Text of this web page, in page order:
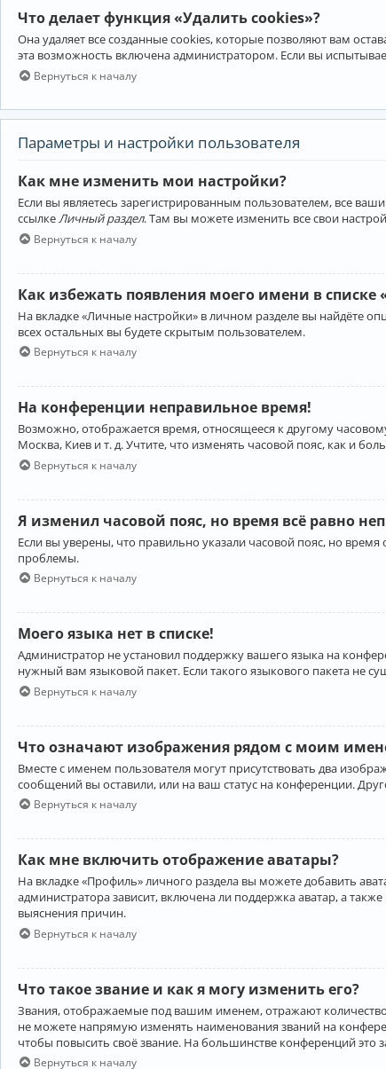
Что делает функция «Удалить cookies»?
Она удаляет все созданные cookies, которые позволяют вам
эта возможность включена администратором. Если вы
Вернуться к началу
Параметры и настройки пользователя
Как мне изменить мои настройки?
Если вы являетесь зарегистрированным пользователем, все
ссылкеЛичный раздел. Там вы можете изменить все свои
Вернуться к началу
Как избежать появления моего имени в списке
На вкладке «Личные настройки» в личном разделе вы найдёте
всех остальных вы будете скрытым пользователем.
Вернуться к началу
На конференции неправильное время!
Возможно, отображается время, относящееся к другому
Москва, Киев и т. д. Учтите, что изменять часовой пояс, как и
Вернуться к началу
Я изменил часовой пояс, но время всё равно
Если вы уверены, что правильно указали часовой пояс, но
проблемы.
Вернуться к началу
Моего языка нет в списке!
Администратор не установил поддержку вашего языка на
нужный вам языковой пакет. Если такого языкового пакета не
Вернуться к началу
Что означают изображения рядом с моим
Вместе с именем пользователя могут присутствовать два
сообщений вы оставили, или на ваш статус на конференции.
Вернуться к началу
Как мне включить отображение аватары?
На вкладке «Профиль» личного раздела вы можете добавить
администратора зависит, включена ли поддержка аватар, а
выяснения причин.
Вернуться к началу
Что такое звание и как я могу изменить его?
Звания, отображаемые под вашим именем, отражают
не можете напрямую изменять наименования званий на
чтобы повысить своё звание. На большинстве конференций
Вернуться к началу